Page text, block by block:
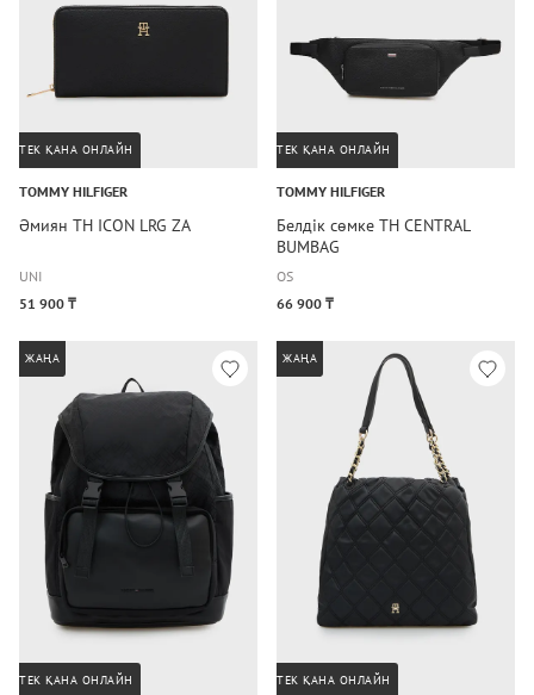
ТЕК ҚАНА ОНЛАЙН
TOMMY HILFIGER
Әмиян TH ICON LRG ZA
UNI
51 900 ₸
ТЕК ҚАНА ОНЛАЙН
TOMMY HILFIGER
Белдік сөмке TH CENTRAL
BUMBAG
OS
66 900 ₸
ЖАҢА
ТЕК ҚАНА ОНЛАЙН
ЖАҢА
ТЕК ҚАНА ОНЛАЙН